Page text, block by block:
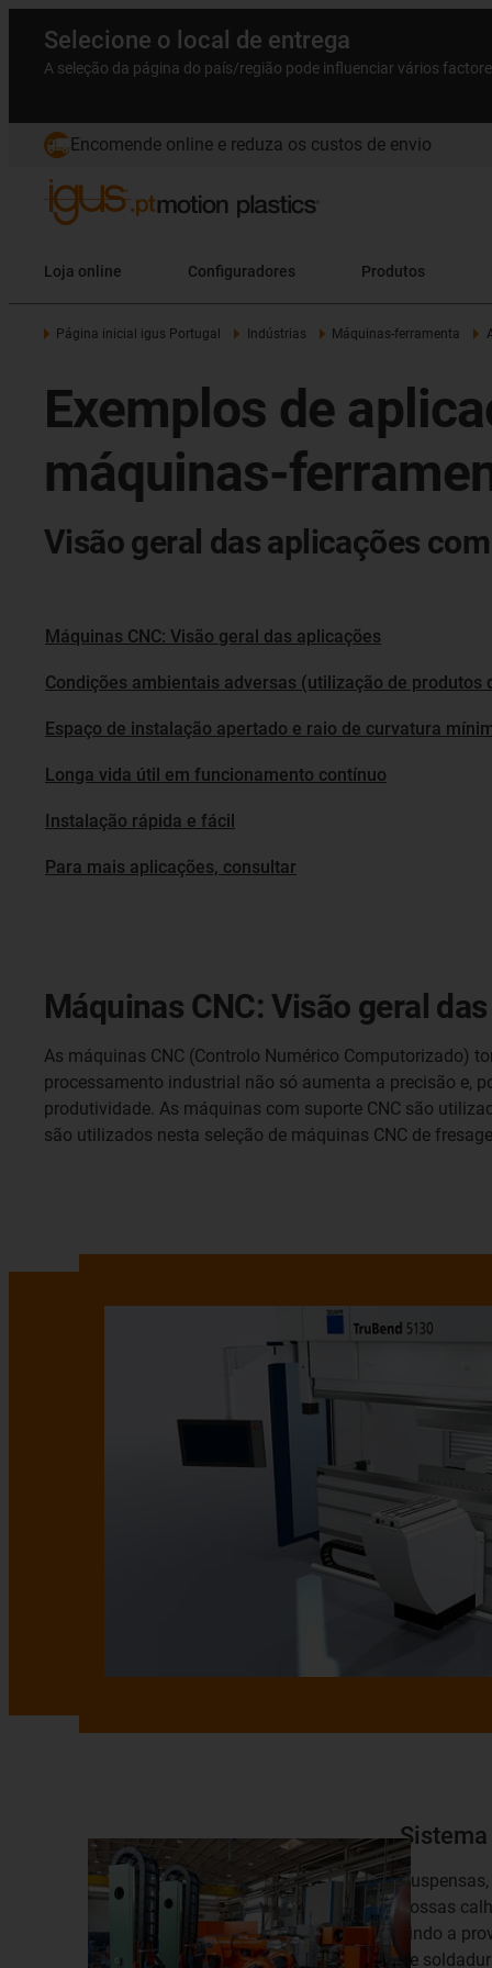
Selecione o local de entrega
A seleção da página do país/região pode influenciar vários
Encomende online e reduza os custos de envio
Loja online Configuradores Produtos
Página inicial igus Portugal Indústrias Máquinas-ferramenta
Exemplos de
máquinas-
Visão geral das aplicações
Máquinas CNC: Visão geral das aplicações
Condições ambientais adversas (utilização de
Espaço de instalação apertado e raio de curvatura
Longa vida útil em funcionamento contínuo
Instalação rápida e fácil
Para mais aplicações, consultar
Máquinas CNC: Visão geral
As máquinas CNC (Controlo Numérico Computorizado)
processamento industrial não só aumenta a precisão e,
produtividade. As máquinas com suporte CNC são
são utilizados nesta seleção de máquinas CNC de
nossas
vindo a
de